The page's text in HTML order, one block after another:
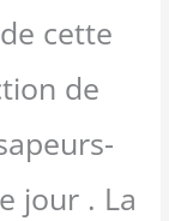
cette
de
jour . La